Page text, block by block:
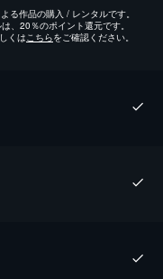
る作品の購入 / レンタルです。
、20％のポイント還元です。
くはこちらをご確認ください。